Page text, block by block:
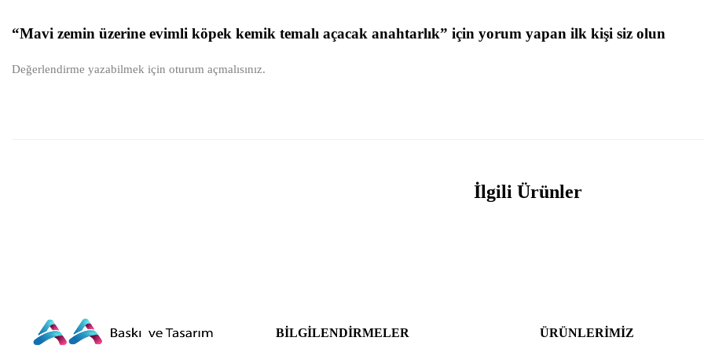
“Mavi zemin üzerine evimli köpek kemik temalı açacak anahtarlık” için yorum yapan ilk kişi siz olun
Değerlendirme yazabilmek için oturum açmalısınız.
İlgili Ürünler
BILGILENDIRMELER ÜRÜNLERIMIZ